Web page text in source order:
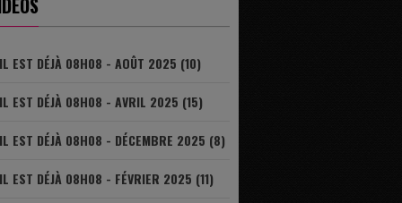
IL EST DÉJÀ 08H08 - AOÛT 2025 (10)
IL EST DÉJÀ 08H08 - AVRIL 2025 (15)
IL EST DÉJÀ 08H08 - DÉCEMBRE 2025 (8)
IL EST DÉJÀ 08H08 - FÉVRIER 2025 (11)